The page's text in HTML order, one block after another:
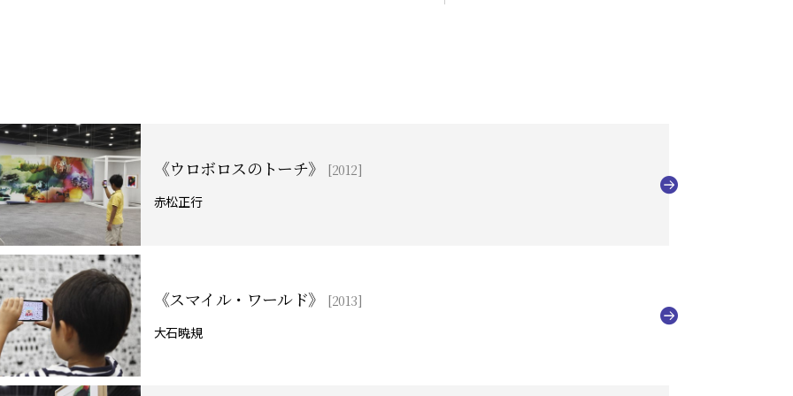
《ウロボロスのトーチ》 [2012]
赤松正行
《スマイル・ワールド》 [2013]
大石暁規